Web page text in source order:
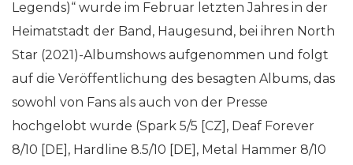
Legends)“ wurde im Februar letzten Jahres in der
Heimatstadt der Band, Haugesund, bei ihren North
Star (2021)-Albumshows aufgenommen und folgt
auf die Veröffentlichung des besagten Albums, das
sowohl von Fans als auch von der Presse
hochgelobt wurde (Spark 5/5 [CZ], Deaf Forever
8/10 [DE], Hardline 8.5/10 [DE], Metal Hammer 8/10